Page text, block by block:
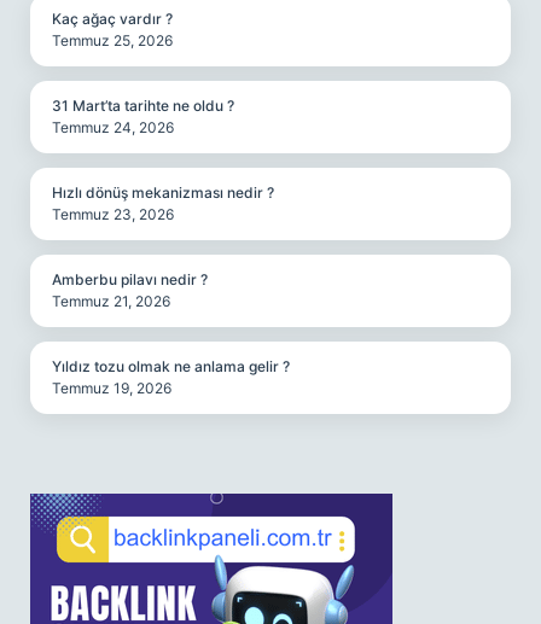
Kaç ağaç vardır ?
Temmuz 25, 2026
31 Mart’ta tarihte ne oldu ?
Temmuz 24, 2026
Hızlı dönüş mekanizması nedir ?
Temmuz 23, 2026
Amberbu pilavı nedir ?
Temmuz 21, 2026
Yıldız tozu olmak ne anlama gelir ?
Temmuz 19, 2026